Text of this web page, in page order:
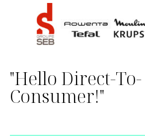
"Hello Direct-To-
Consumer!"